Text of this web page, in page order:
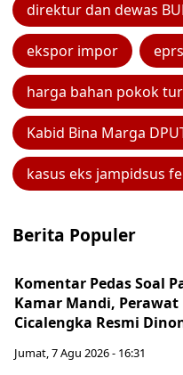
direktur dan dewas
ekspor impor
harga bahan pokok
Kabid Bina Marga
kasus eks jampidsus
Berita Populer
Komentar Pedas Soal
Kamar Mandi, Perawat
Cicalengka Resmi
Jumat, 7 Agu 2026 - 16:31